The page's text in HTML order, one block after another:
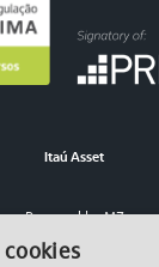
Itaú Asset
Powered by MZ
cookies